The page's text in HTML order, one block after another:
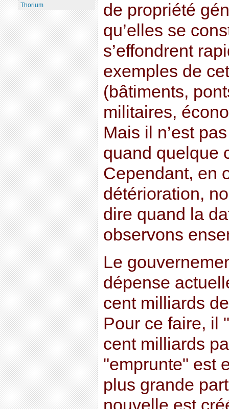
de propriété
qu’elles se
s’effondrent
exemples de
(bâtiments,
militaires,
Mais il n’est
quand quelque
Cependant, en
détérioration,
dire quand la
observons
Le
dépense
cent milliards
Pour ce faire, il
cent milliards
"emprunte" est
plus grande
nouvelle est
Thorium